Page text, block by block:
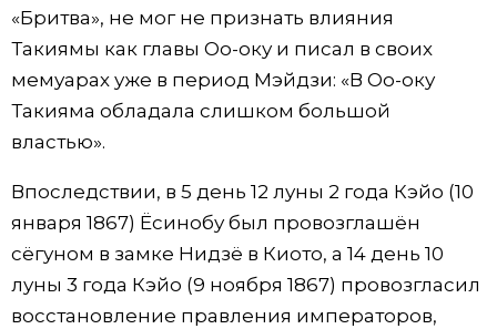
«Бритва», не мог не признать влияния
Такиямы как главы Оо-оку и писал в своих
мемуарах уже в период Мэйдзи: «В Оо-оку
Такияма обладала слишком большой
властью».
Впоследствии, в 5 день 12 луны 2 года Кэйо (10
января 1867) Ёсинобу был провозглашён
сёгуном в замке Нидзё в Киото, а 14 день 10
луны 3 года Кэйо (9 ноября 1867) провозгласил
восстановление правления императоров,